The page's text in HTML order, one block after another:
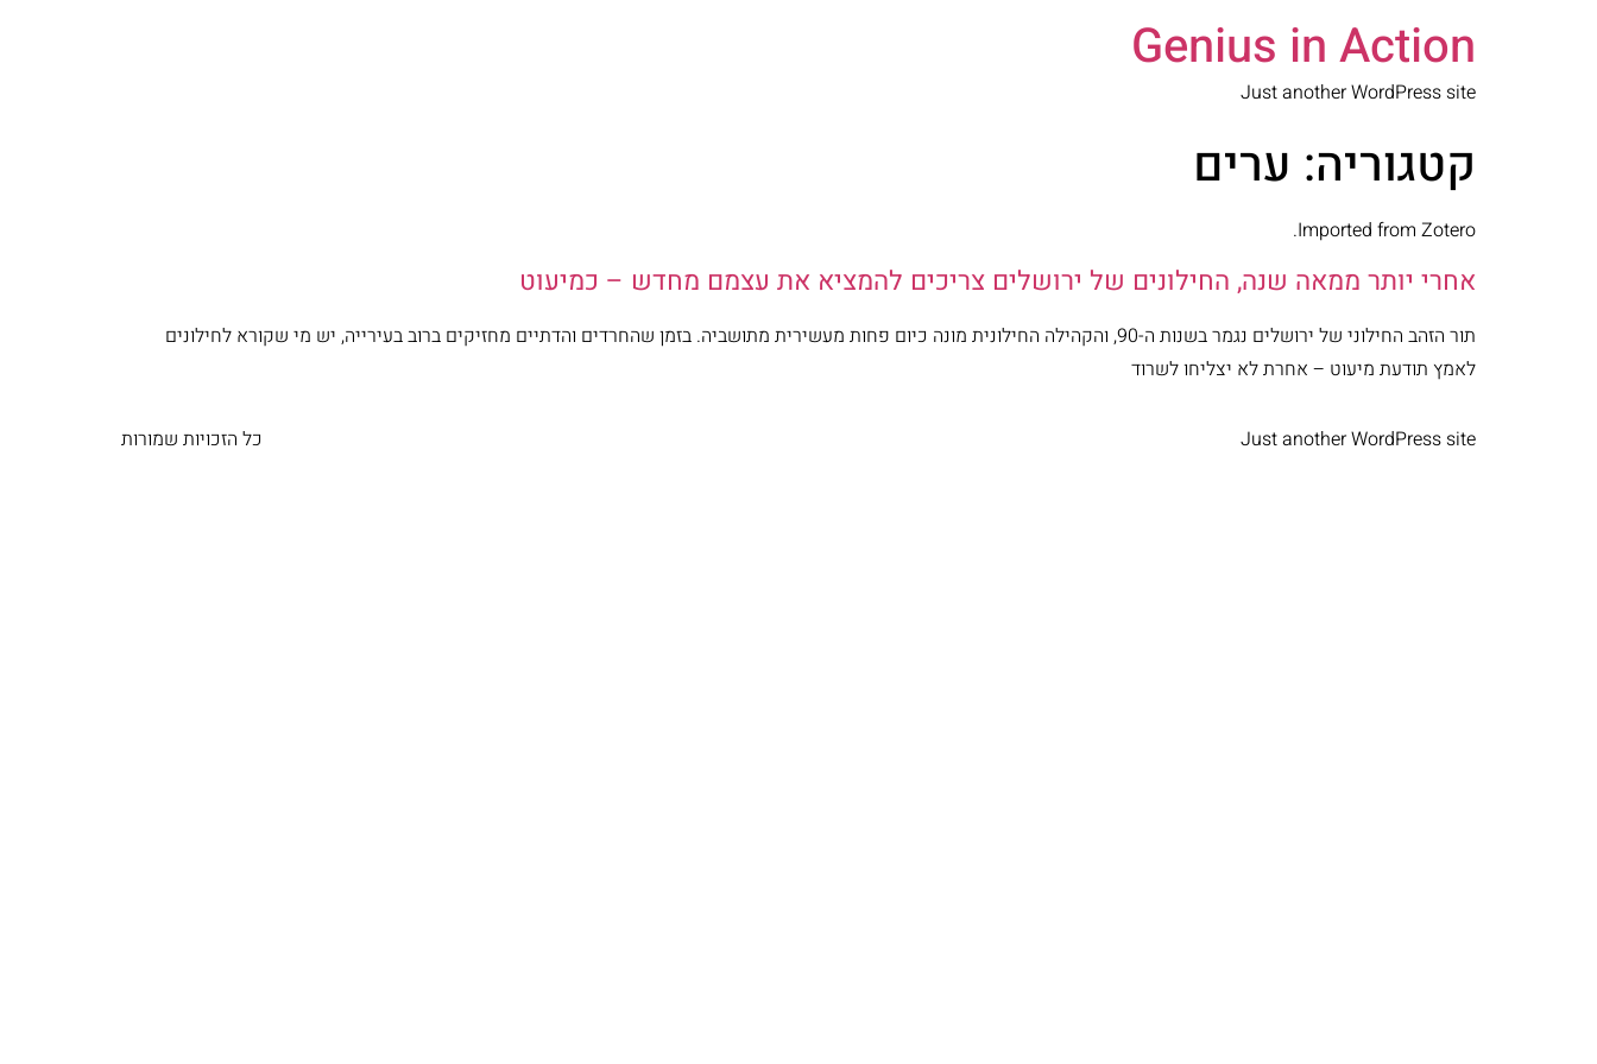
Genius in Action
Just another WordPress site
קטגוריה: ערים
Imported from Zotero.
אחרי יותר ממאה שנה, החילונים של ירושלים צריכים להמציא את עצמם מחדש – כמיעוט
תור הזהב החילוני של ירושלים נגמר בשנות ה-90, והקהילה החילונית מונה כיום פחות מעשירית מתושביה. בזמן שהחרדים והדתיים מחזיקים ברוב בעירייה, יש מי שקורא לחילונים
לאמץ תודעת מיעוט – אחרת לא יצליחו לשרוד
Just another WordPress site כל הזכויות שמורות